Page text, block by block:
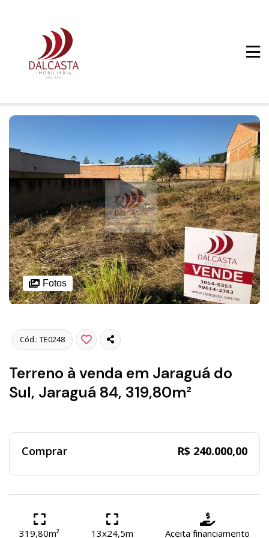
Fotos
Cód.: TE0248
Terreno à venda em Jaraguá do
Sul, Jaraguá 84, 319,80m²
Comprar R$ 240.000,00
319,80m² 13x24,5m Aceita financiamento